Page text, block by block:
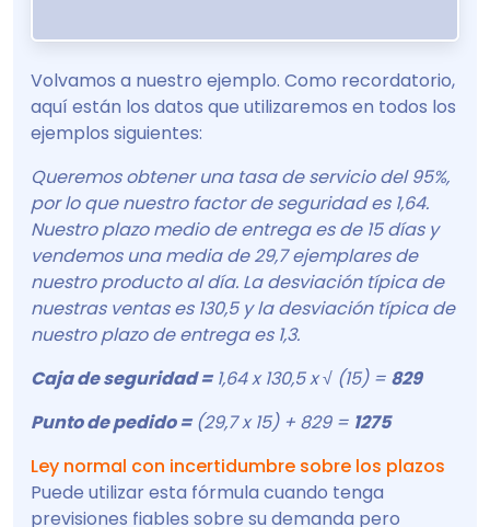
Volvamos a nuestro ejemplo. Como recordatorio,
aquí están los datos que utilizaremos en todos los
ejemplos siguientes:
Queremos obtener una tasa de servicio del 95%,
por lo que nuestro factor de seguridad es 1,64.
Nuestro plazo medio de entrega es de 15 días y
vendemos una media de 29,7 ejemplares de
nuestro producto al día. La desviación típica de
nuestras ventas es 130,5 y la desviación típica de
nuestro plazo de entrega es 1,3.
Caja de seguridad =1,64 x 130,5 x √ (15) = 829
Punto de pedido =(29,7 x 15) + 829 = 1275
Ley normal con incertidumbre sobre los plazos
Puede utilizar esta fórmula cuando tenga
previsiones fiables sobre su demanda pero